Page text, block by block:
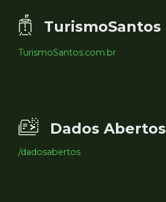
TurismoSantos
TurismoSantos.com.br
Dados Abertos
/dadosabertos